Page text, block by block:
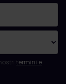
newsletter.
e le condizioni.
termini e